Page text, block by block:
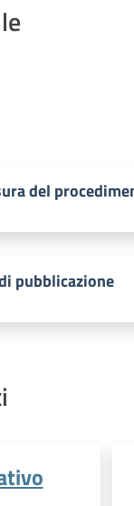
del
pubblicazione